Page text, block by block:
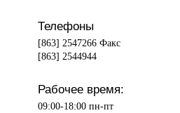
Телефоны
[863] 2547266 Факс
[863] 2544944
Рабочее время:
09:00-18:00 пн-пт